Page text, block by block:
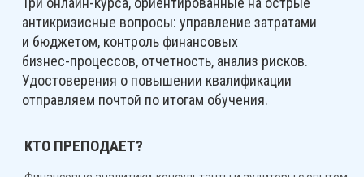
антикризисные вопросы: управление затратами
и бюджетом, контроль финансовых
бизнес-процессов, отчетность, анализ рисков.
Удостоверения о повышении квалификации
отправляем почтой по итогам обучения.
КТО ПРЕПОДАЕТ?